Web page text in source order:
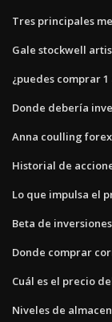
Tres principales
Gale stockwell
¿puedes comprar 1
Donde debería
Anna coulling
Historial de
Lo que impulsa el
Beta de
Donde comprar
Cuál es el precio
Niveles de